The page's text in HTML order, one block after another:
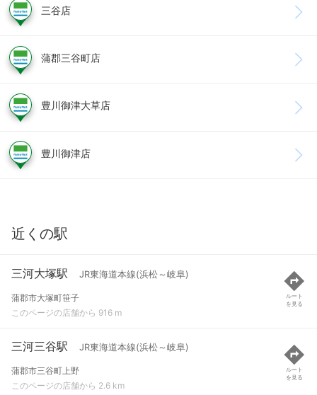
三谷店
蒲郡三谷町店
豊川御津大草店
豊川御津店
近くの駅
三河大塚駅 JR東海道本線(浜松～岐阜)
蒲郡市大塚町笹子
このページの店舗から 916 m
ルート
を見る
三河三谷駅 JR東海道本線(浜松～岐阜)
蒲郡市三谷町上野
このページの店舗から 2.6 km
ルート
を見る